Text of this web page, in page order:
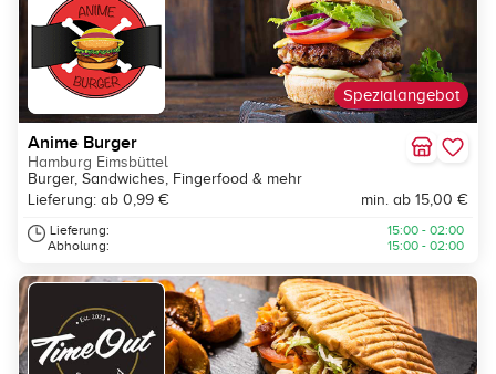
Spezialangebot
Anime Burger
Hamburg Eimsbüttel
Burger, Sandwiches, Fingerfood & mehr
Lieferung: ab 0,99 €
min. ab 15,00 €
Lieferung:
Abholung:
15:00 - 02:00
15:00 - 02:00